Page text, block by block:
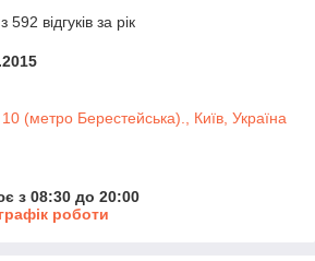
відгуків за рік
10 (метро Берестейська)., Київ, Україна
з 08:30 до 20:00
роботи